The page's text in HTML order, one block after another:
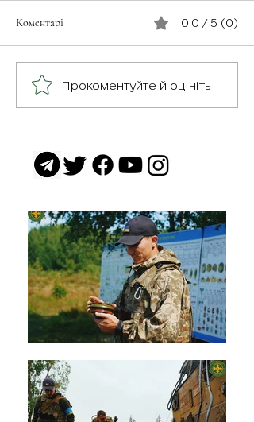
Герої серед нас: медик
Хітмен
Коментарі 0.0 / 5 (0)
Прокоментуйте й оцініть